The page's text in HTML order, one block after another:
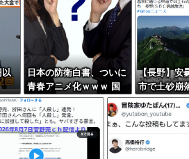
以
日本の防衛白書、ついに
青春アニメ化ｗｗｗ 国
防を語る本なのに表紙が
謎すぎる
【長野】安
市で土砂
路が寸断
客など計
立か 土石
れたとの情